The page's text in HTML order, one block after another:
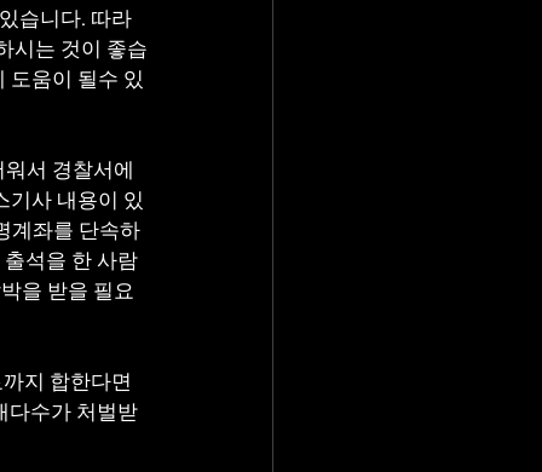
습니다. 따라
시는 것이 좋습
도움이 될수 있
서 경찰서에
기사 내용이 있
계좌를 단속하
석을 한 사람
을 받을 필요
지 합한다면
다수가 처벌받